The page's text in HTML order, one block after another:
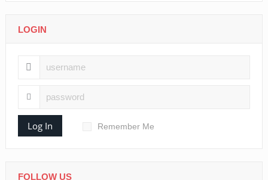
LOGIN
Log In Remember Me
FOLLOW US